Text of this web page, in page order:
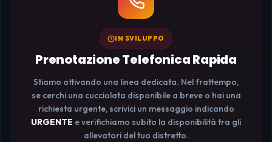
IN SVILUPPO
Prenotazione Telefonica Rapida
Stiamo attivando una linea dedicata. Nel frattempo,
se cerchi una cucciolata disponibile a breve o hai una
richiesta urgente, scrivici un messaggio indicando
URGENTE e verifichiamo subito la disponibilità tra gli
allevatori del tuo distretto.